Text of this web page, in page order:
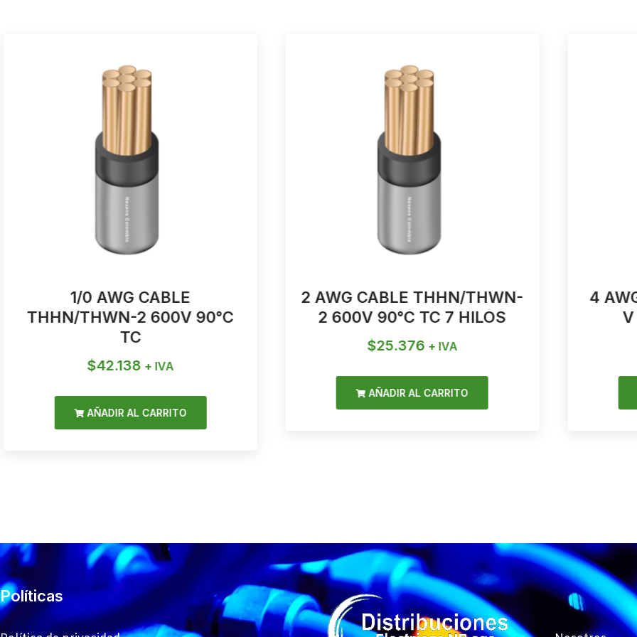
1/0 AWG CABLE
THHN/THWN-2 600V 90°C
TC
$42.138 + IVA
AÑADIR AL CARRITO
2 AWG CABLE THHN/THWN-
2 600V 90°C TC 7 HILOS
$25.376 + IVA
AÑADIR AL CARRITO
4
V
Políticas